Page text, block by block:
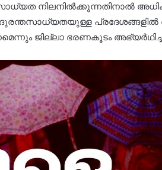
സാധ്യത നിലനിൽക്കുന്നതിനാൽ
ദുരന്തസാധ്യതയുള്ള
ജില്ലാ ഭരണകൂടം